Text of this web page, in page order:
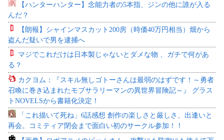
【ハンターハンター】念能力者の5本指、ジンの他に誰が入る
んだ？
【朗報】シャインマスカット200房（時価40万円相当）畑から
盗んだ疑いで男を逮捕へ
マジでこれだけは日本製じゃないとダメな物 、ガチで何があ
る？
カクヨム：『スキル無しゴトーさんは最弱のはずです！～勇者
召喚に巻き込まれたモブサラリーマンの異世界冒険記～』 グラス
トNOVELSから書籍化決定！
「これ描いて死ね」6話感想 創作の楽しさと厳しさ、出逢いと
再会。コミティア閉会まで面白い初のサークル参加！！